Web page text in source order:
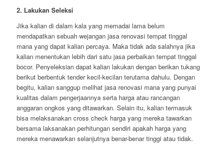
2. Lakukan Seleksi
Jika kalian di dalam kala yang memadai lama belum
mendapatkan sebuah wejangan jasa renovasi tempat tinggal
mana yang dapat kalian percaya. Maka tidak ada salahnya jika
kalian menentukan lebih dari satu jasa perbaikan tempat tinggal
bocor. Penyeleksian dapat kalian lakukan dengan berikan tukang
berikut berbentuk tender kecil-kecilan terutama dahulu. Dengan
begitu, kalian sanggup melihat jasa renovasi mana yang punyai
kualitas dalam pengerjaannya serta harga atau rancangan
anggaran ongkos yang ditawarkan. Selain itu, kalian termasuk
bisa melaksanakan cross check harga yang mereka tawarkan
bersama laksanakan perhitungan sendiri apakah harga yang
mereka menawarkan selanjutnya benar-benar tinggi atau tidak.